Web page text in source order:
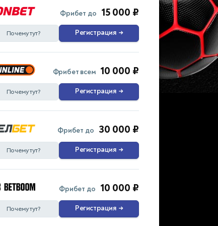
Фрибет до 15 000 ₽
Почему тут? Регистрация →
Фрибет всем 10 000 ₽
Почему тут? Регистрация →
Фрибет до 30 000 ₽
Почему тут? Регистрация →
Фрибет до 10 000 ₽
Почему тут? Регистрация →